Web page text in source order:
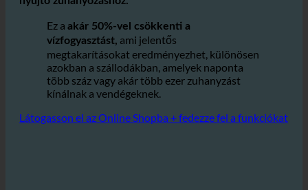
amely kevesebb vizet igényel ugyanolyan élményt
nyújtó zuhanyozáshoz.
Ez a akár 50%-vel csökkenti a
vízfogyasztást,ami jelentős
megtakarításokat eredményezhet, különösen
azokban a szállodákban, amelyek naponta
több száz vagy akár több ezer zuhanyzást
kínálnak a vendégeknek.